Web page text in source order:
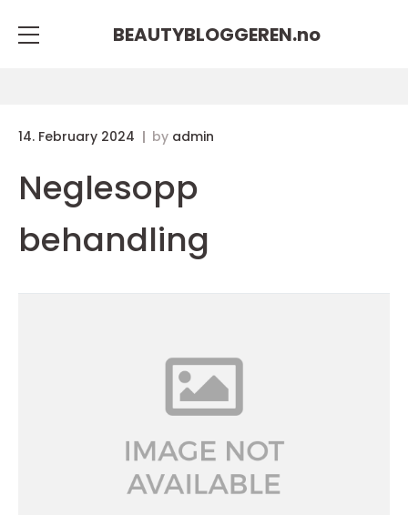
BEAUTYBLOGGEREN.no
14. February 2024 by admin
Neglesopp
behandling